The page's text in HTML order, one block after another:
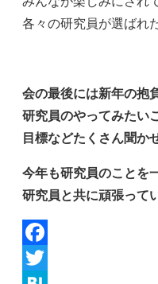
各々の研究員が選ばれ
会の最後には新年の抱
研究員のやってみたい
目標などたくさん聞か
今年も研究員のことを
研究員と共に頑張って
Facebook